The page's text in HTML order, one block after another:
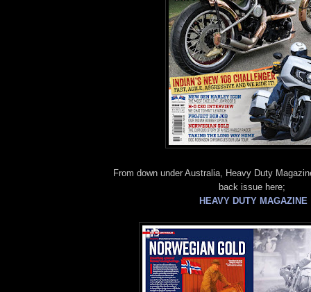
From down under Australia, Heavy Duty
back issue here;
HEAVY DUTY MAGAZINE